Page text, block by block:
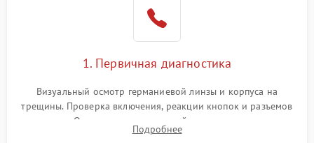
Экран (дисплей)1. Первичная диагностика
Визуальный осмотр германиевой линзы и корпуса на
трещины. Проверка включения, реакции кнопок и разъемов
зарядки. Оценка вывода тепловой сигнатуры на экран,
проверка базовых функций и считывание системных
Подробнее